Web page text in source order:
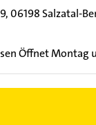
06198 Salzatal-
Öffnet Montag